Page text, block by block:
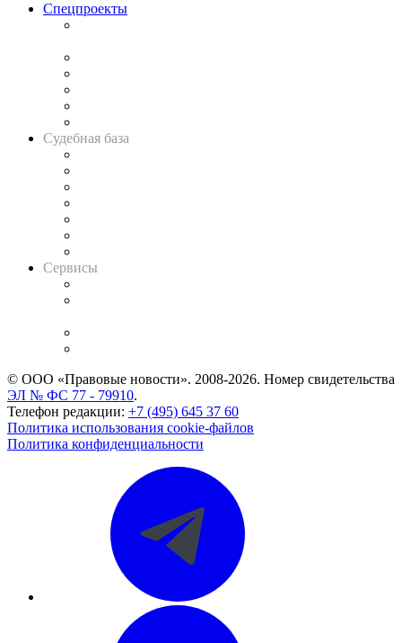
Спецпроекты
Судебная база
Сервисы
© ООО «Правовые новости». 2008-2026. Номер свидетельства
ЭЛ № ФС 77 - 79910.
Телефон редакции: +7 (495) 645 37 60
Политика использования cookie-файлов
Политика конфиденциальности